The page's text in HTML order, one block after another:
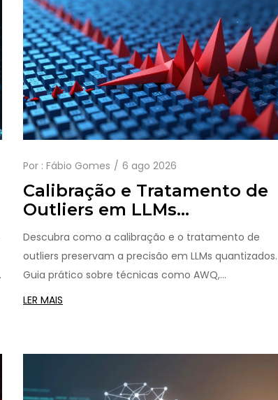
Por : Fábio Gomes 6 ago 2026
Calibração e Tratamento de
Outliers em LLMs
Quantizados: Guia Completo
Descubra como a calibração e o tratamento de
outliers preservam a precisão em LLMs quantizados.
Guia prático sobre técnicas como AWQ,
SmoothQuant e GPTQ para compressão eficiente
LER MAIS